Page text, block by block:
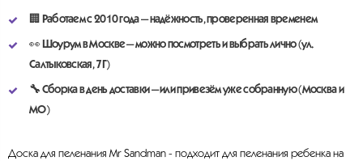
🏢 Работаем с 2010 года— надёжность, проверенная временем
👀 Шоурум в Москве— можно посмотреть и выбрать лично (ул.
Салтыковская, 7Г)
🔧 Сборка в день доставки— или привезём уже собранную (Москва и
МО)
Доска для пеленания Mr Sandman - подходит для пеленания ребенка на